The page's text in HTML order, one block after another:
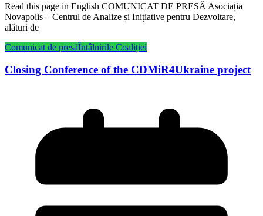
Read this page in English COMUNICAT DE PRESĂ Asociația
Novapolis – Centrul de Analize și Inițiative pentru Dezvoltare,
alături de
Comunicat de presăÎntâlnirile Coaliției
Closing Conference of the CDMiR4Ukraine project